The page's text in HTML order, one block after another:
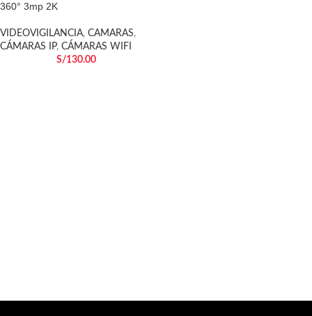
360° 3mp 2K
VIDEOVIGILANCIA, CAMARAS,
CÁMARAS IP, CÁMARAS WIFI
S/130.00